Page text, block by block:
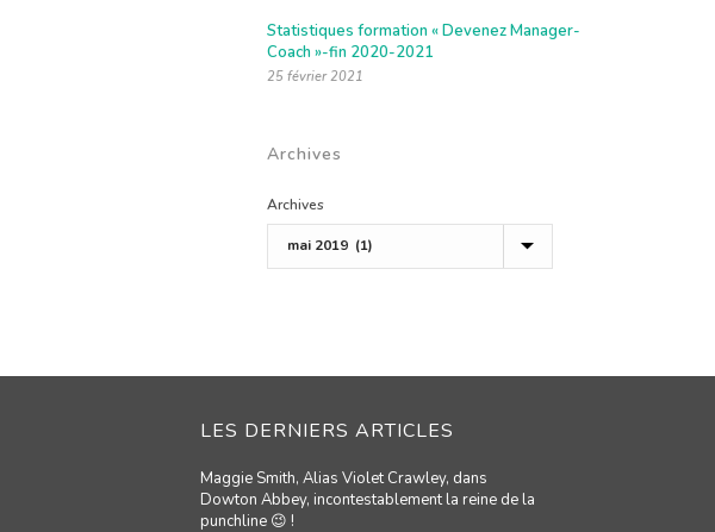
Statistiques formation « Devenez Manager-
Coach »-fin 2020-2021
25 février 2021
Archives
Archives
LES DERNIERS ARTICLES
Maggie Smith, Alias Violet Crawley, dans
Dowton Abbey, incontestablement la reine de la
punchline 😉 !